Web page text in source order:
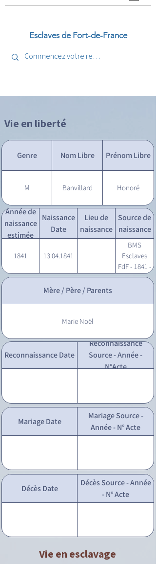
Esclaves de Fort-de-France
Vie en liberté
Genre Nom Libre Prénom Libre
M Banvillard Honoré
Année de
naissance
estimée
Naissance
Date
Lieu de
naissance
Source de
naissance
1841 13.04.1841
BMS
Esclaves
FdF - 1841 -
94
Mère / Père / Parents
Marie Noël
Reconnaissance Date
Reconnaissance
Source - Année -
N°Acte
Mariage Date
Mariage Source -
Année - N° Acte
Décès Date
Décès Source - Année
- N° Acte
Vie en esclavage